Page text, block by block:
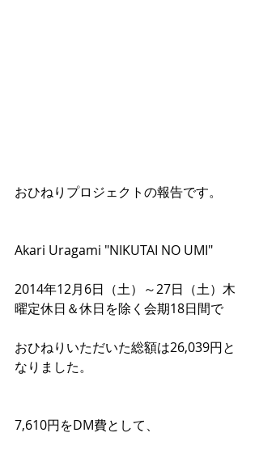
おひねりプロジェクトの報告です。
Akari Uragami "NIKUTAI NO UMI"
2014年12月6日（土）～27日（土）木
曜定休日＆休日を除く会期18日間で
おひねりいただいた総額は26,039円と
なりました。
7,610円をDM費として、